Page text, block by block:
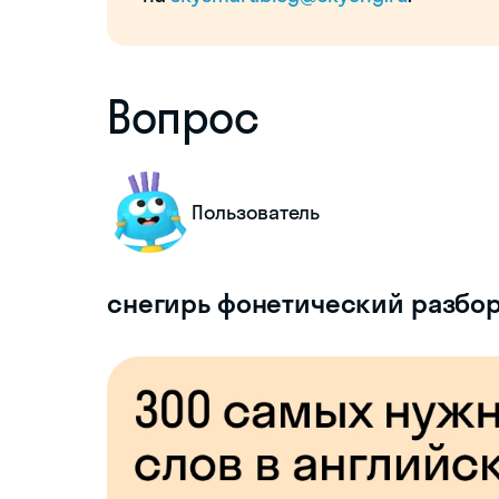
Вопрос
Пользователь
снегирь фонетический